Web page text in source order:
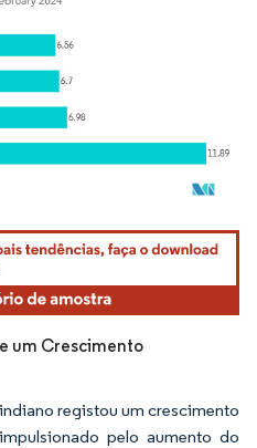
requer atribuição conforme CC BY 4.0.
um Crescimento
registou um crescimento
pelo aumento do